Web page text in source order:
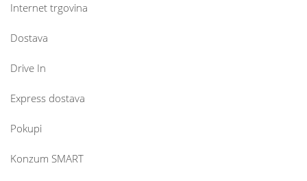
Internet trgovina
Dostava
Drive In
Express dostava
Pokupi
Konzum SMART